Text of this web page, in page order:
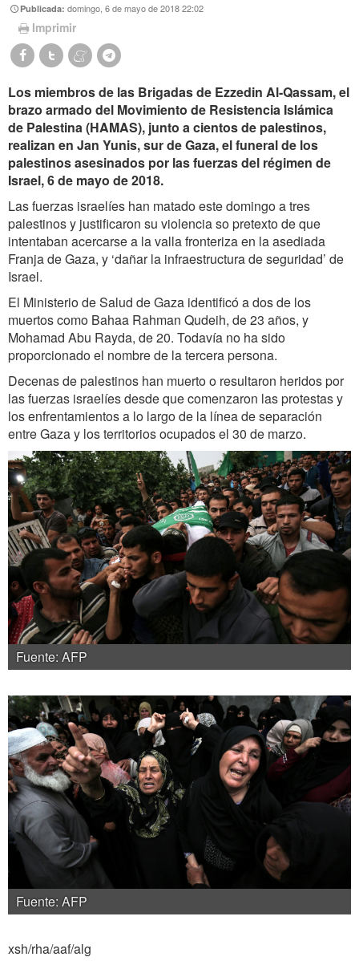
Publicada:domingo, 6 de mayo de 2018 22:02
Imprimir
Los miembros de las Brigadas de Ezzedin Al-Qassam, el
brazo armado del Movimiento de Resistencia Islámica
de Palestina (HAMAS), junto a cientos de palestinos,
realizan en Jan Yunis, sur de Gaza, el funeral de los
palestinos asesinados por las fuerzas del régimen de
Israel, 6 de mayo de 2018.
Las fuerzas israelíes han matado este domingo a tres
palestinos y justificaron su violencia so pretexto de que
intentaban acercarse a la valla fronteriza en la asediada
Franja de Gaza, y ‘dañar la infraestructura de seguridad’ de
Israel.
El Ministerio de Salud de Gaza identificó a dos de los
muertos como Bahaa Rahman Qudeih, de 23 años, y
Mohamad Abu Rayda, de 20. Todavía no ha sido
proporcionado el nombre de la tercera persona.
Decenas de palestinos han muerto o resultaron heridos por
las fuerzas israelíes desde que comenzaron las protestas y
los enfrentamientos a lo largo de la línea de separación
entre Gaza y los territorios ocupados el 30 de marzo.
Fuente: AFP
Fuente: AFP
xsh/rha/aaf/alg